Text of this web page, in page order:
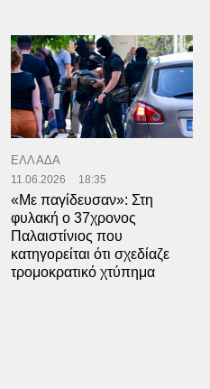
ΕΛΛΑΔΑ
11.06.2026 18:35
«Με παγίδευσαν»: Στη
φυλακή ο 37χρονος
Παλαιστίνιος που
κατηγορείται ότι σχεδίαζε
τρομοκρατικό χτύπημα